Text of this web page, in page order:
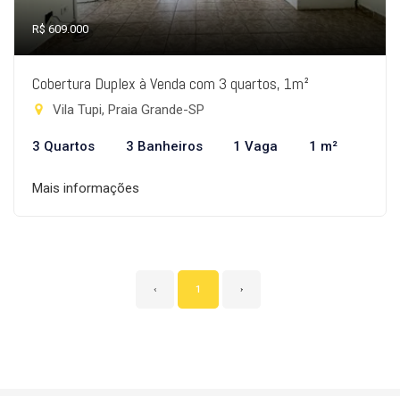
R$ 609.000
Cobertura Duplex à Venda com 3 quartos, 1m²
Vila Tupi, Praia Grande-SP
3 Quartos 3 Banheiros 1 Vaga 1 m²
Mais informações
‹ 1 ›